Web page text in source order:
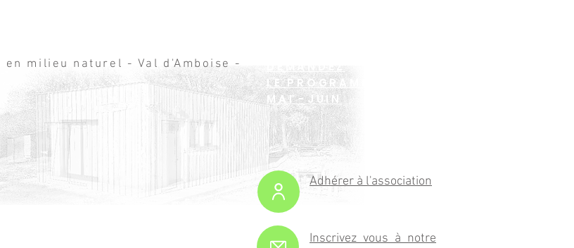
milieu naturel - Val d'Amboise -
DEMANDEZ
LE PROGRAMME !
MAI -JUIN
Adhérer à l'association
Inscrivez vous à notre